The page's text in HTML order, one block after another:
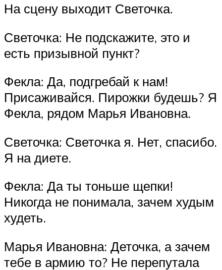
На сцену выходит Светочка.
Светочка: Не подскажите, это и
есть призывной пункт?
Фекла: Да, подгребай к нам!
Присаживайся. Пирожки будешь? Я
Фекла, рядом Марья Ивановна.
Светочка: Светочка я. Нет, спасибо.
Я на диете.
Фекла: Да ты тоньше щепки!
Никогда не понимала, зачем худым
худеть.
Марья Ивановна: Деточка, а зачем
тебе в армию то? Не перепутала